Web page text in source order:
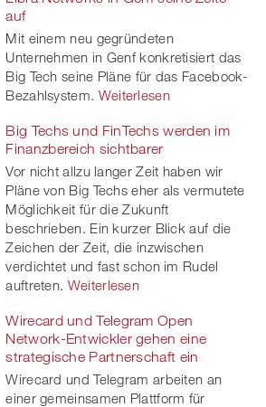
auf
Mit einem neu gegründeten
Unternehmen in Genf konkretisiert das
Big Tech seine Pläne für das Facebook-
Bezahlsystem. Weiterlesen
Big Techs und FinTechs werden im
Finanzbereich sichtbarer
Vor nicht allzu langer Zeit haben wir
Pläne von Big Techs eher als vermutete
Möglichkeit für die Zukunft
beschrieben. Ein kurzer Blick auf die
Zeichen der Zeit, die inzwischen
verdichtet und fast schon im Rudel
auftreten. Weiterlesen
Wirecard und Telegram Open
Network-Entwickler gehen eine
strategische Partnerschaft ein
Wirecard und Telegram arbeiten an
einer gemeinsamen Plattform für